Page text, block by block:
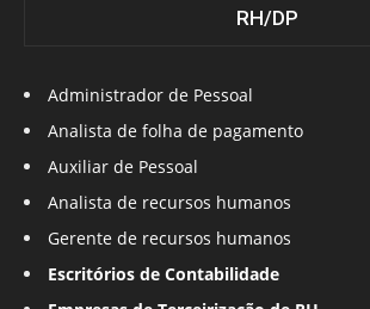
RH/DP
Administrador de Pessoal
Analista de folha de pagamento
Auxiliar de Pessoal
Analista de recursos humanos
Gerente de recursos humanos
Escritórios de Contabilidade